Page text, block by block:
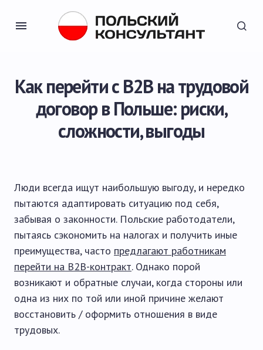
Как перейти с B2B на трудовой
договор в Польше: риски,
сложности, выгоды
Люди всегда ищут наибольшую выгоду, и нередко
пытаются адаптировать ситуацию под себя,
забывая о законности. Польские работодатели,
пытаясь сэкономить на налогах и получить иные
преимущества, часто предлагают работникам
перейти на B2B-контракт. Однако порой
возникают и обратные случаи, когда стороны или
одна из них по той или иной причине желают
восстановить / оформить отношения в виде
трудовых.